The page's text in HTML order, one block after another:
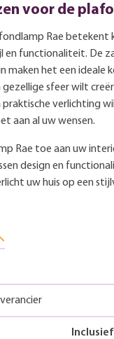
voor de
Rae betekent
en functionaliteit. De
maken het een ideale
gezellige sfeer wilt
verlichting
aan al uw wensen.
Rae toe aan uw
design en
uw huis op een